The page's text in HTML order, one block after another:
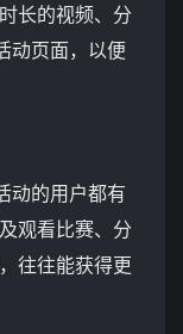
长的视频、分
动页面，以便
动的用户都有
观看比赛、分
往往能获得更